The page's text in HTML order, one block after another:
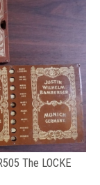
The LOCKE